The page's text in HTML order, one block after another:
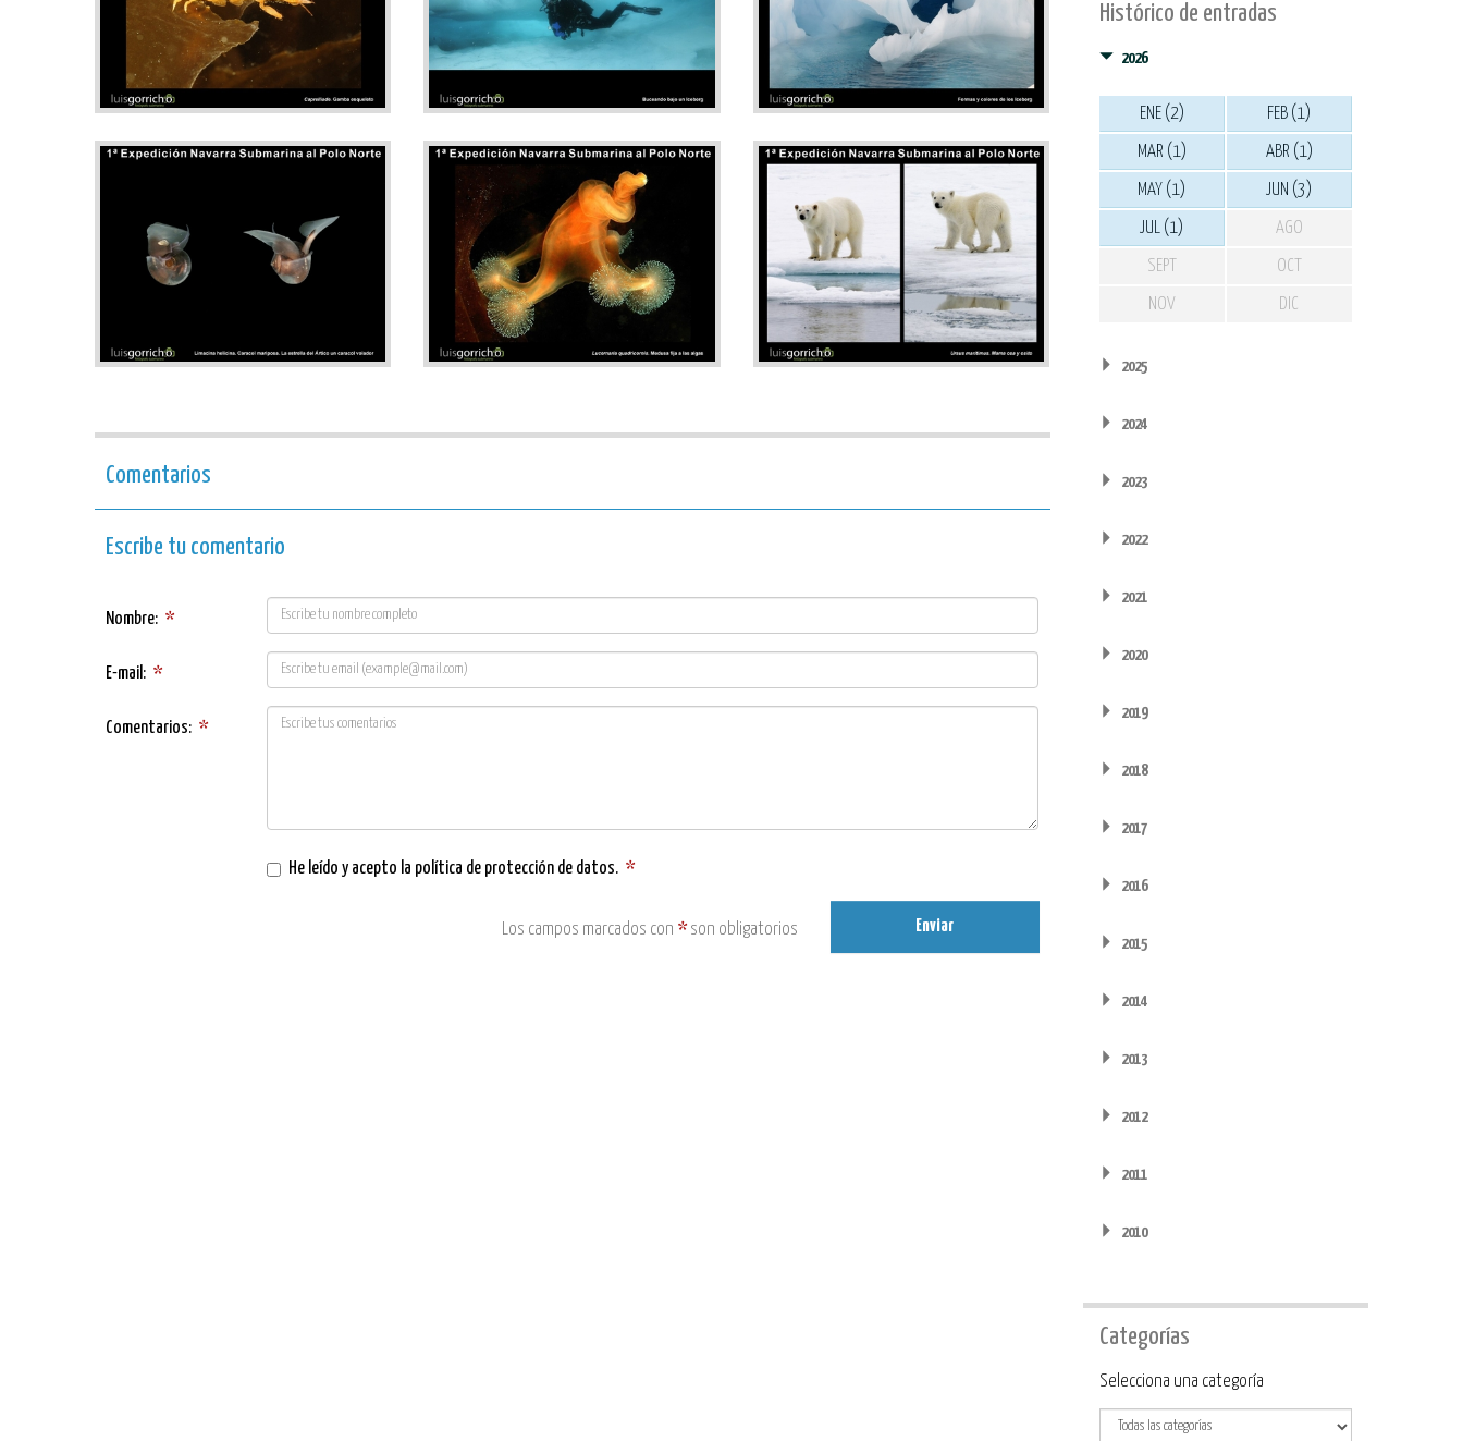
Comentarios
Escribe tu comentario
Nombre: *
E-mail: *
Comentarios: *
He leído y acepto la política de protección de datos. *
Los campos marcados con *son obligatorios Enviar
Histórico de entradas
2026
ENE (2) FEB (1)
MAR (1) ABR (1)
MAY (1) JUN (3)
JUL (1) AGO
SEPT OCT
NOV DIC
2025
2024
2023
2022
2021
2020
2019
2018
2017
2016
2015
2014
2013
2012
2011
2010
Categorías
Categoría
Selecciona una categoría